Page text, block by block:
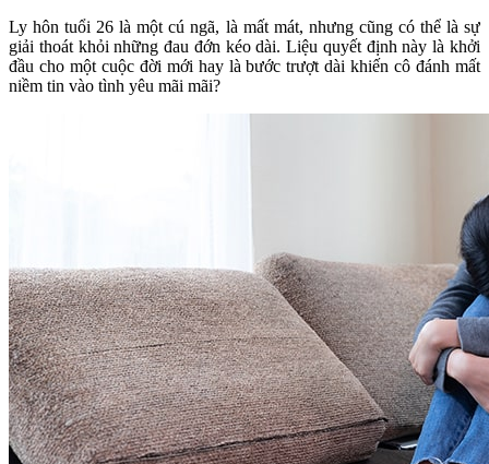
Ly hôn tuổi 26 là một cú ngã, là mất mát, nhưng cũng có thể là sự
giải thoát khỏi những đau đớn kéo dài. Liệu quyết định này là khởi
đầu cho một cuộc đời mới hay là bước trượt dài khiến cô đánh mất
niềm tin vào tình yêu mãi mãi?